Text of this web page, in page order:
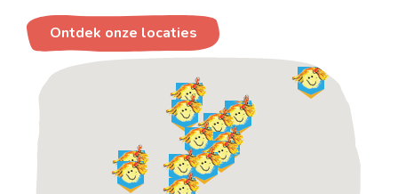
Ontdek onze locaties